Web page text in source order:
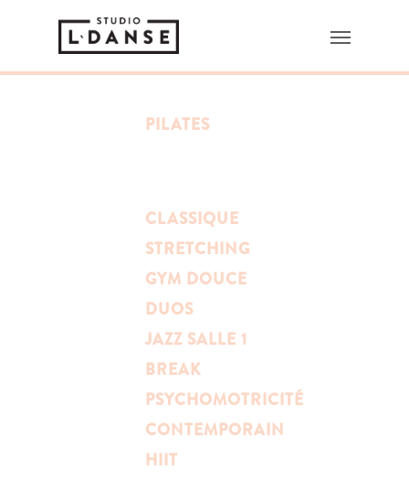
PILATES
CLASSIQUE
STRETCHING
GYM DOUCE
DUOS
JAZZ SALLE 1
BREAK
PSYCHOMOTRICITÉ
CONTEMPORAIN
HIIT